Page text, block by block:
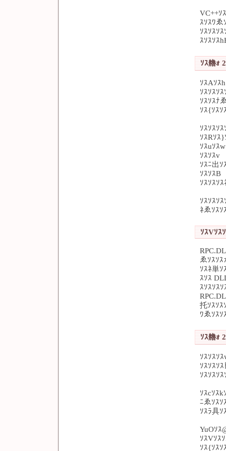
VC++ｿ
ｽｿｽﾜゑ
ｿｽｿｽｿ
ｽｿｽｿｽ
ｿｽ艪ｫ
ｿｽAｿｽ
ｿｽｿｽｿ
ｿｽｿｽﾅ
ｿｽ{ｿｽｿ
ｿｽｿｽｿ
ｿｽRｿｽ
ｿｽuｿｽ
ｿｽｿｽv
ｿｽﾆ出ｿ
ｿｽｿｽB
ｿｽｿｽｿ
ｿｽｿｽｿ
ﾈゑｿｽｿ
ｿｽVｿｽ
ゑｿｽｿｽ
ｿｽﾈ単ｿ
ｽｿｽ
ｽｿｽｿｽ
托ｿｽｿｽ
ﾜゑｿｽｿ
ｿｽ艪ｫ
ｿｽｿｽｿ
ｿｽｿｽｿ
ｿｽｿｽｿ
ｿｽcｿｽk
ﾆゑｿｽｿ
ｿｽﾗ具ｿ
YuOｿｽ
ｿｽVｿｽ
ｿｽ{ｿｽｿ